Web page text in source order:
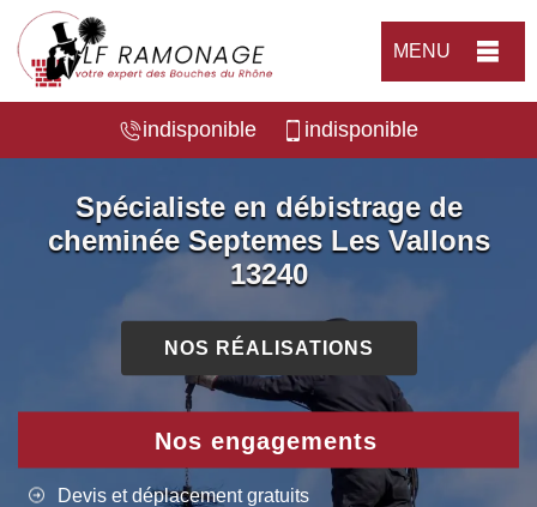
MENU
indisponible indisponible
Spécialiste en débistrage de
cheminée Septemes Les Vallons
13240
NOS RÉALISATIONS
Nos engagements
Devis et déplacement gratuits